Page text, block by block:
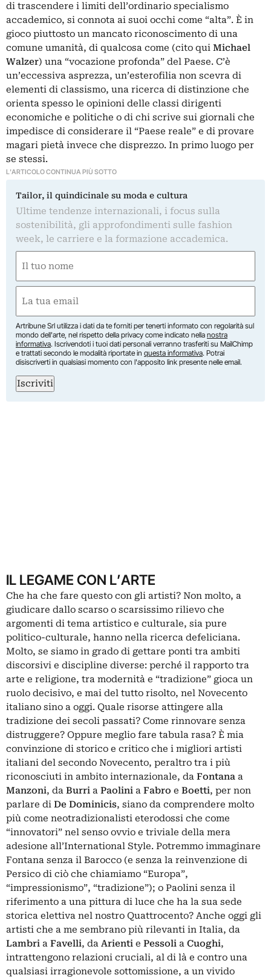
di trascendere i limiti dell’ordinario specialismo
accademico, si connota ai suoi occhi come “alta”. È in
gioco piuttosto un mancato riconoscimento di una
comune umanità, di qualcosa come (cito qui Michael
Walzer) una “vocazione profonda” del Paese. C’è
un’eccessiva asprezza, un’esterofilia non scevra di
elementi di classismo, una ricerca di distinzione che
orienta spesso le opinioni delle classi dirigenti
economiche e politiche o di chi scrive sui giornali che
impedisce di considerare il “Paese reale” e di provare
magari pietà invece che disprezzo. In primo luogo per
se stessi.
L'ARTICOLO CONTINUA PIÙ SOTTO
Tailor, il quindicinale su moda e cultura
Ultime tendenze internazionali, i focus sulla
sostenibilità, gli approfondimenti sulle fashion
week, le carriere e la formazione accademica.
(Obbligatorio)
Nome
(Obbligatorio)
Artribune Srl utilizza i dati da te forniti per tenerti informato con regolarità sul
mondo dell'arte, nel rispetto della privacy come indicato nella nostra
informativa. Iscrivendoti i tuoi dati personali verranno trasferiti su MailChimp
e trattati secondo le modalità riportate in questa informativa. Potrai
disiscriverti in qualsiasi momento con l'apposito link presente nelle email.
Iscriviti
IL LEGAME CON L’ARTE
Che ha che fare questo con gli artisti? Non molto, a
giudicare dallo scarso o scarsissimo rilievo che
argomenti di tema artistico e culturale, sia pure
politico-culturale, hanno nella ricerca defeliciana.
Molto, se siamo in grado di gettare ponti tra ambiti
discorsivi e discipline diverse: perché il rapporto tra
arte e religione, tra modernità e “tradizione” gioca un
ruolo decisivo, e mai del tutto risolto, nel Novecento
italiano sino a oggi. Quale risorse attingere alla
tradizione dei secoli passati? Come rinnovare senza
distruggere? Oppure meglio fare tabula rasa? È mia
convinzione di storico e critico che i migliori artisti
italiani del secondo Novecento, peraltro tra i più
riconosciuti in ambito internazionale, da Fontana a
Manzoni, da Burri a Paolini a Fabro e Boetti, per non
parlare di De Dominicis, siano da comprendere molto
più come neotradizionalisti eterodossi che come
“innovatori” nel senso ovvio e triviale della mera
adesione all’International Style. Potremmo immaginare
Fontana senza il Barocco (e senza la reinvenzione di
Persico di ciò che chiamiamo “Europa”,
“impressionismo”, “tradizione”); o Paolini senza il
riferimento a una pittura di luce che ha la sua sede
storica elettiva nel nostro Quattrocento? Anche oggi gli
artisti che a me sembrano più rilevanti in Italia, da
Lambri a Favelli, da Arienti e Pessoli a Cuoghi,
intrattengono relazioni cruciali, al di là e contro una
qualsiasi irragionevole sottomissione, a un vivido